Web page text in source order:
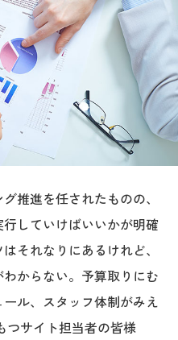
推進を任されたものの、
していけばいいかが明確
それなりにあるけれど、
からない。予算取りにむ
ル、スタッフ体制がみえ
つサイト担当者の皆様